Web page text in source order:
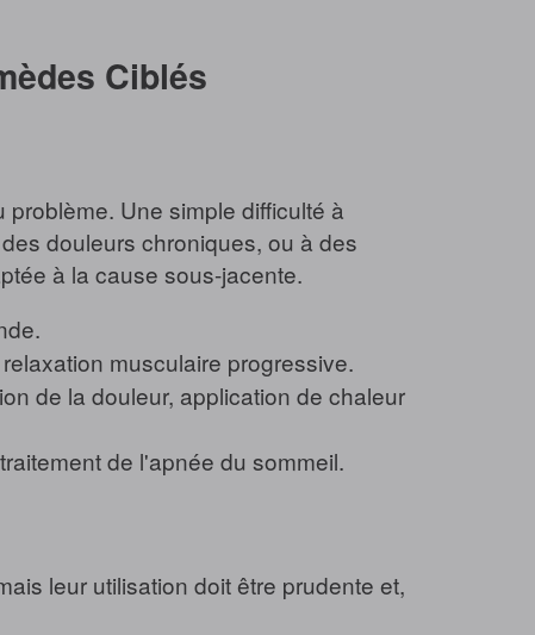
Ciblés
Une simple difficulté à
douleurs chroniques, ou à des
à la cause sous-jacente.
musculaire progressive.
de la douleur, application de chaleur
de l'apnée du sommeil.
leur utilisation doit être prudente et,